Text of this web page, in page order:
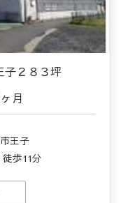
２８３坪
月
王子
歩11分